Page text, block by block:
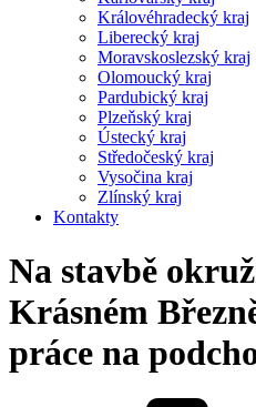
Královéhradecký kraj
Liberecký kraj
Moravskoslezský kraj
Olomoucký kraj
Pardubický kraj
Plzeňský kraj
Ústecký kraj
Středočeský kraj
Vysočina kraj
Zlínský kraj
Kontakty
Na stavbě
Krásném
práce na